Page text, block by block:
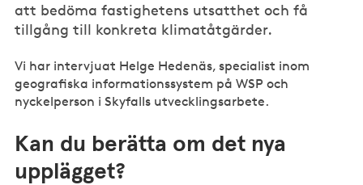
att bedöma fastighetens utsatthet och få
tillgång till konkreta klimatåtgärder.
Vi har intervjuat Helge Hedenäs, specialist inom
geografiska informationssystem på WSP och
nyckelperson i Skyfalls utvecklingsarbete.
Kan du berätta om det nya
upplägget?